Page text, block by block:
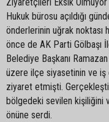
Hukuk bürosu açıldığı
önderlerinin uğrak noktası
önce de AK Parti Gölbaşı
Belediye Başkanı
üzere ilçe siyasetinin ve iş
ziyaret etmişti.
bölgedeki sevilen kişiliğini
önüne serdi.